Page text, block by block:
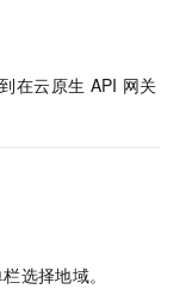
在云原生 API 网关
选择地域。